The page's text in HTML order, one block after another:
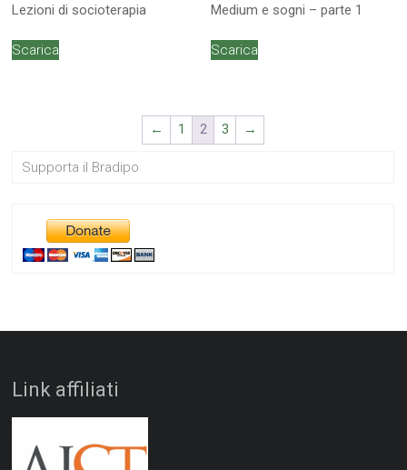
Lezioni di socioterapia
Scarica
Medium e sogni – parte 1
Scarica
← 1 2 3 →
Supporta il Bradipo
Link affiliati